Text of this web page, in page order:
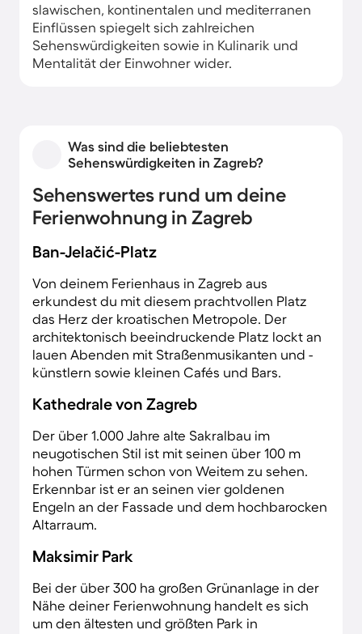
slawischen, kontinentalen und mediterranen
Einflüssen spiegelt sich zahlreichen
Sehenswürdigkeiten sowie in Kulinarik und
Mentalität der Einwohner wider.
pulsierender Menschenmassen warten rund
um dein Ferienhaus in Zagreb Pilgerstätten,
Wein- und Naturliebhaber erkunden die
umliegenden Weinstraßen zu Fuß oder mit
zahlreichen regionalen Naturschutzgebiete.
Was sind die beliebtesten
Sehenswürdigkeiten in Zagreb?
Sehenswertes rund um deine
Ferienwohnung in Zagreb
Ban-Jelačić-Platz
Von deinem Ferienhaus in Zagreb aus
erkundest du mit diesem prachtvollen Platz
das Herz der kroatischen Metropole. Der
architektonisch beeindruckende Platz lockt an
lauen Abenden mit Straßenmusikanten und -
künstlern sowie kleinen Cafés und Bars.
Kathedrale von Zagreb
Der über 1.000 Jahre alte Sakralbau im
neugotischen Stil ist mit seinen über 100 m
hohen Türmen schon von Weitem zu sehen.
Erkennbar ist er an seinen vier goldenen
Engeln an der Fassade und dem hochbarocken
Altarraum.
Maksimir Park
Bei der über 300 ha großen Grünanlage in der
Nähe deiner Ferienwohnung handelt es sich
um den ältesten und größten Park in